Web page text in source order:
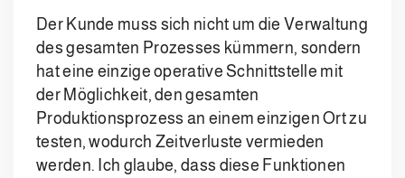
Der Kunde muss sich nicht um die Verwaltung
des gesamten Prozesses kümmern, sondern
hat eine einzige operative Schnittstelle mit
der Möglichkeit, den gesamten
Produktionsprozess an einem einzigen Ort zu
testen, wodurch Zeitverluste vermieden
werden. Ich glaube, dass diese Funktionen